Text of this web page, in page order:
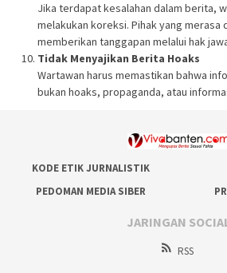
Jika terdapat kesalahan dalam berita,
melakukan koreksi. Pihak yang merasa
memberikan tanggapan melalui hak
Tidak Menyajikan Berita Hoaks
Wartawan harus memastikan bahwa
bukan hoaks, propaganda, atau
KODE ETIK JURNALISTIK
PEDOMAN MEDIA SIBER
JARINGAN
RSS